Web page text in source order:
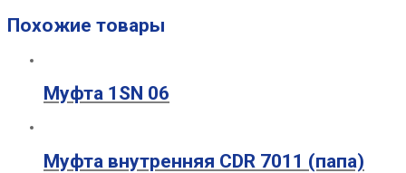
Похожие товары
Муфта 1SN 06
Муфта внутренняя CDR 7011 (папа)